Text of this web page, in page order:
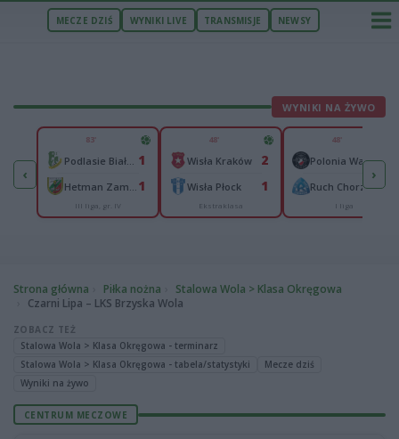
MECZE DZIŚ WYNIKI LIVE TRANSMISJE NEWSY
WYNIKI NA ŻYWO
‹
2
2
83'
1
1
III liga, gr. IV
48'
Wisła Kraków 2
Wisła Płock 1
Ekstraklasa
48'
Polonia Warszawa0
Ruch Chorzów 0
I liga
›
Strona główna Piłka nożna
Stalowa Wola > Klasa Okręgowa
Czarni Lipa – LKS Brzyska Wola
ZOBACZ TEŻ
Stalowa Wola > Klasa Okręgowa - terminarz
Stalowa Wola > Klasa Okręgowa - tabela/statystyki
Mecze dziś
Wyniki na żywo
CENTRUM MECZOWE